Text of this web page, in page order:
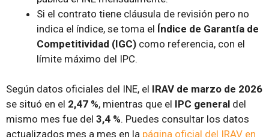
Si el contrato tiene cláusula de revisión pero no
indica el índice, se toma el Índice de Garantía de
Competitividad (IGC) como referencia, con el
límite máximo del IPC.
Según datos oficiales del INE, el IRAV de marzo de 2026
se situó en el 2,47 %, mientras que el IPC general del
mismo mes fue del 3,4 %. Puedes consultar los datos
actualizados mes a mes en la página oficial del IRAV en